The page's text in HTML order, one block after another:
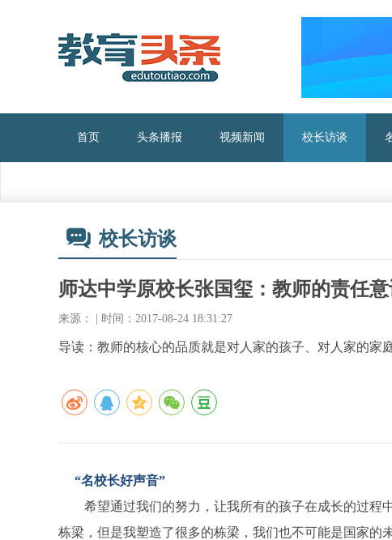
首页 头条播报 视频新闻 校长访谈
校长访谈
师达中学原校长张国玺：教师的责任意
来源： | 时间：2017-08-24 18:31:27
导读：教师的核心的品质就是对人家的孩子、对人家的家
“名校长好声音”
希望通过我们的努力，让我所有的孩子在成长的过程
栋梁，但是我塑造了很多的栋梁，我们也不可能是国家